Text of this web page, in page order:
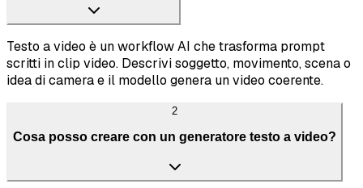
Testo a video è un workflow AI che trasforma prompt
scritti in clip video. Descrivi soggetto, movimento, scena o
idea di camera e il modello genera un video coerente.
2
Cosa posso creare con un generatore testo a video?